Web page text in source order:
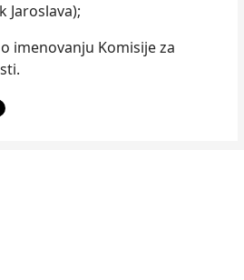
Jaroslava);
imenovanju Komisije za